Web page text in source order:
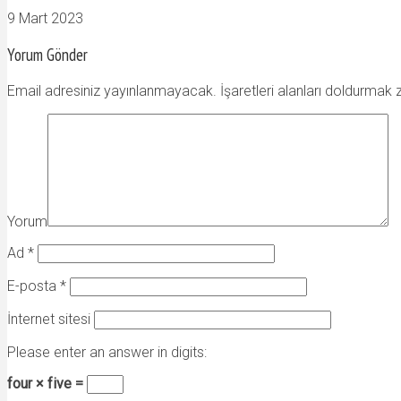
9 Mart 2023
Yorum Gönder
Email adresiniz yayınlanmayacak. İşaretleri alanları doldurmak
Yorum
Ad *
E-posta *
İnternet sitesi
Please enter an answer in digits:
four × five =